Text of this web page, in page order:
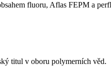
fluoru, Aflas FEPM a
titul v oboru polymerních věd.